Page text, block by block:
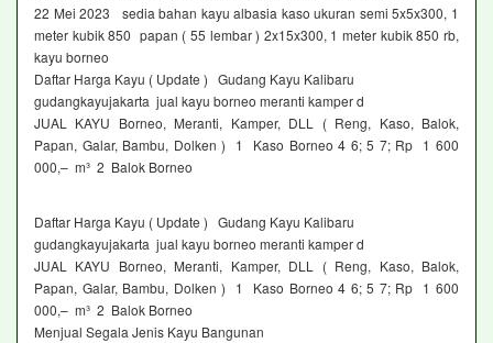
22 Mei 2023 sedia bahan kayu albasia kaso ukuran semi 5x5x300, 1
meter kubik 850 papan ( 55 lembar ) 2x15x300, 1 meter kubik 850 rb,
kayu borneo
Daftar Harga Kayu ( Update ) Gudang Kayu Kalibaru
gudangkayujakarta jual kayu borneo meranti kamper d
JUAL KAYU Borneo, Meranti, Kamper, DLL ( Reng, Kaso, Balok,
Papan, Galar, Bambu, Dolken ) 1 Kaso Borneo 4 6; 5 7; Rp 1 600
000,– m³ 2 Balok Borneo
Daftar Harga Kayu ( Update ) Gudang Kayu Kalibaru
gudangkayujakarta jual kayu borneo meranti kamper d
JUAL KAYU Borneo, Meranti, Kamper, DLL ( Reng, Kaso, Balok,
Papan, Galar, Bambu, Dolken ) 1 Kaso Borneo 4 6; 5 7; Rp 1 600
000,– m³ 2 Balok Borneo
Menjual Segala Jenis Kayu Bangunan